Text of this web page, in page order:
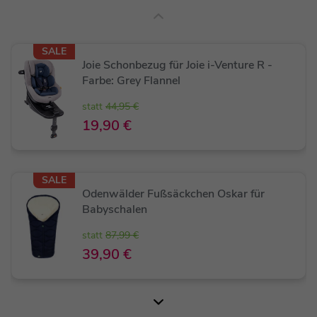
Stoffbezug ist ein zusätzliches Plus.
Ich bin neigbar bis zu 135° vorwärtsgerichtet und
165° rückwärtsgerichtet, um maximalen Komfort zu
bieten. Mein trapezförmiger Seitenaufprallschutz
absorbiert Aufprallkräfte und reduziert das
Verletzungsrisiko bei Seitenkollisionen.
SALE
Joie Schonbezug für Joie i-Venture R -
Farbe: Grey Flannel
statt 44,95 €
19,90 €
SALE
Odenwälder Fußsäckchen Oskar für
Babyschalen
statt 87,99 €
39,90 €